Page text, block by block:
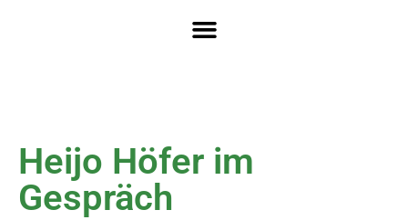
Heijo Höfer im
Gespräch